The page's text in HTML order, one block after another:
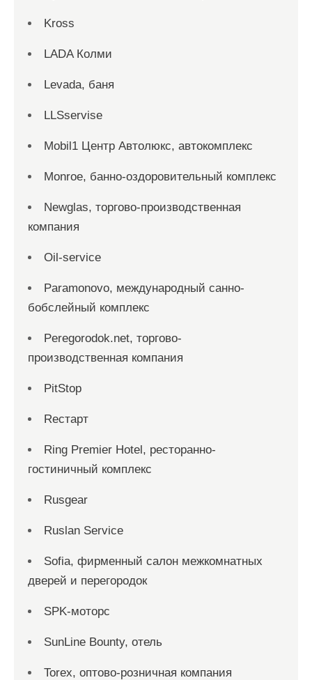
Kross
LADA Колми
Levada, баня
LLSservise
Mobil1 Центр Автолюкс, автокомплекс
Monroe, банно-оздоровительный комплекс
Newglas, торгово-производственная
компания
Oil-service
Paramonovo, международный санно-
бобслейный комплекс
Peregorodok.net, торгово-
производственная компания
PitStop
Reстарт
Ring Premier Hotel, ресторанно-
гостиничный комплекс
Rusgear
Ruslan Service
Sofia, фирменный салон межкомнатных
дверей и перегородок
SPK-моторс
SunLine Bounty, отель
Torex, оптово-розничная компания